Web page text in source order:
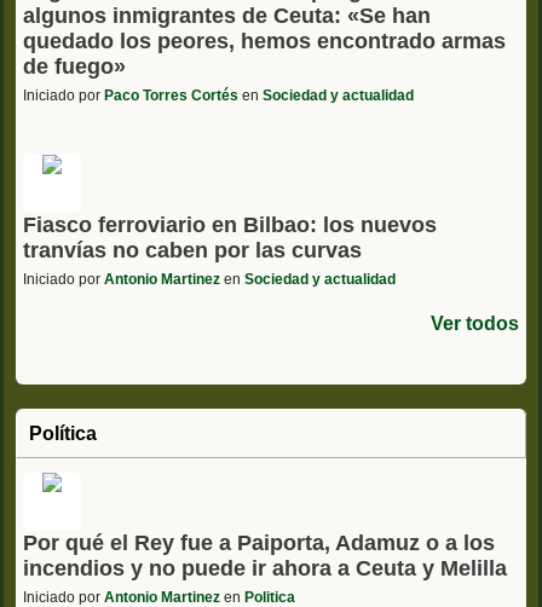
algunos inmigrantes de Ceuta: «Se han
quedado los peores, hemos encontrado armas
de fuego»
Iniciado por Paco Torres Cortés en Sociedad y actualidad
Fiasco ferroviario en Bilbao: los nuevos
tranvías no caben por las curvas
Iniciado por Antonio Martinez en Sociedad y actualidad
Ver todos
Política
Por qué el Rey fue a Paiporta, Adamuz o a los
incendios y no puede ir ahora a Ceuta y Melilla
Iniciado por Antonio Martinez en Politica